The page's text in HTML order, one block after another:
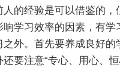
的经验是可以借鉴的，
学习效率的因素，有学
外。首先要养成良好的
要注意“专心、用心、